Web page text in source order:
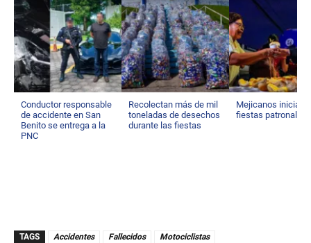
Conductor responsable
de accidente en San
Benito se entrega a la
PNC
Recolectan más de mil
toneladas de desechos
durante las fiestas
Mejicanos inicia
fiestas patronales
TAGS Accidentes Fallecidos Motociclistas